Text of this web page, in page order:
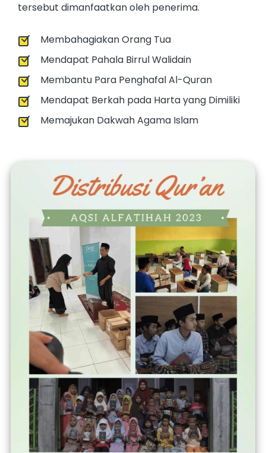
tersebut dimanfaatkan oleh penerima.
Membahagiakan Orang Tua
Mendapat Pahala Birrul Walidain
Membantu Para Penghafal Al-Quran
Mendapat Berkah pada Harta yang Dimiliki
Memajukan Dakwah Agama Islam